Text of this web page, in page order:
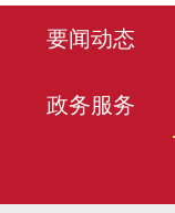
要闻动态
政务服务